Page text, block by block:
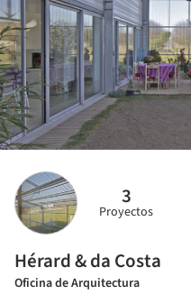
3
Proyectos
Hérard & da Costa
Oficina de Arquitectura